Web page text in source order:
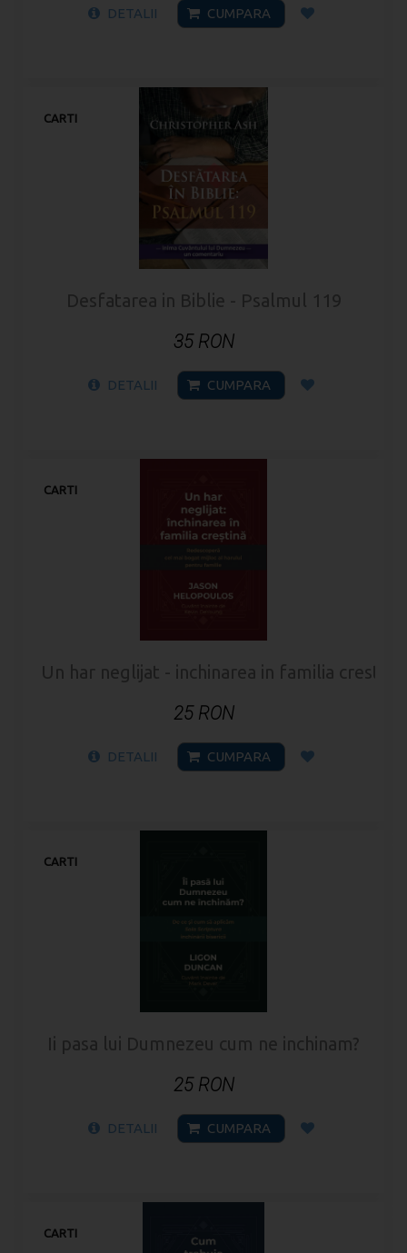
DETALII CUMPARA
CARTI
Desfatarea in Biblie - Psalmul 119
35 RON
DETALII CUMPARA
CARTI
Un har neglijat - inchinarea in familia crestina
25 RON
DETALII CUMPARA
CARTI
Ii pasa lui Dumnezeu cum ne inchinam?
25 RON
DETALII CUMPARA
CARTI